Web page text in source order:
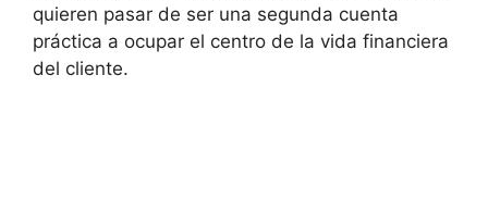
quieren pasar de ser una segunda cuenta
práctica a ocupar el centro de la vida financiera
del cliente.